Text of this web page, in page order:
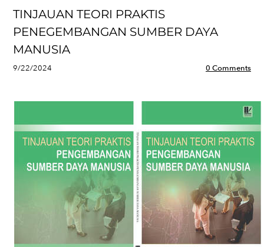
TINJAUAN TEORI PRAKTIS
PENEGEMBANGAN SUMBER DAYA
MANUSIA
9/22/2024 0 Comments